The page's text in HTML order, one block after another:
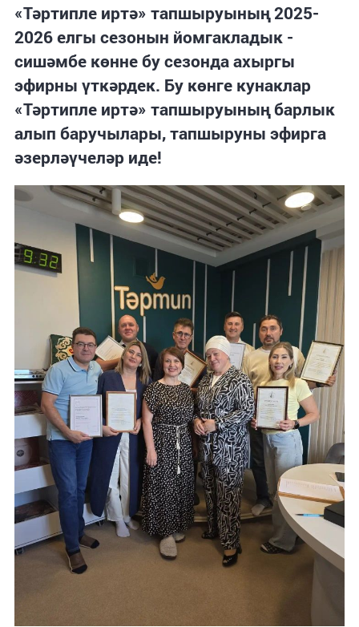
«Тәртипле иртә» тапшыруының 2025-
2026 елгы сезонын йомгакладык -
сишәмбе көнне бу сезонда ахыргы
эфирны үткәрдек. Бу көнге кунаклар
«Тәртипле иртә» тапшыруының барлык
алып баручылары, тапшыруны эфирга
әзерләүчеләр иде!